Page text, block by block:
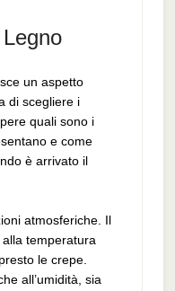
un aspetto
di scegliere i
quali sono i
e come
è arrivato il
atmosferiche. Il
alla temperatura
le crepe.
all’umidità, sia